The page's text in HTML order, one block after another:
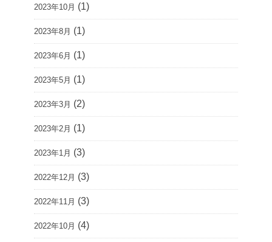
2023年10月 (1)
2023年8月 (1)
2023年6月 (1)
2023年5月 (1)
2023年3月 (2)
2023年2月 (1)
2023年1月 (3)
2022年12月 (3)
2022年11月 (3)
2022年10月 (4)